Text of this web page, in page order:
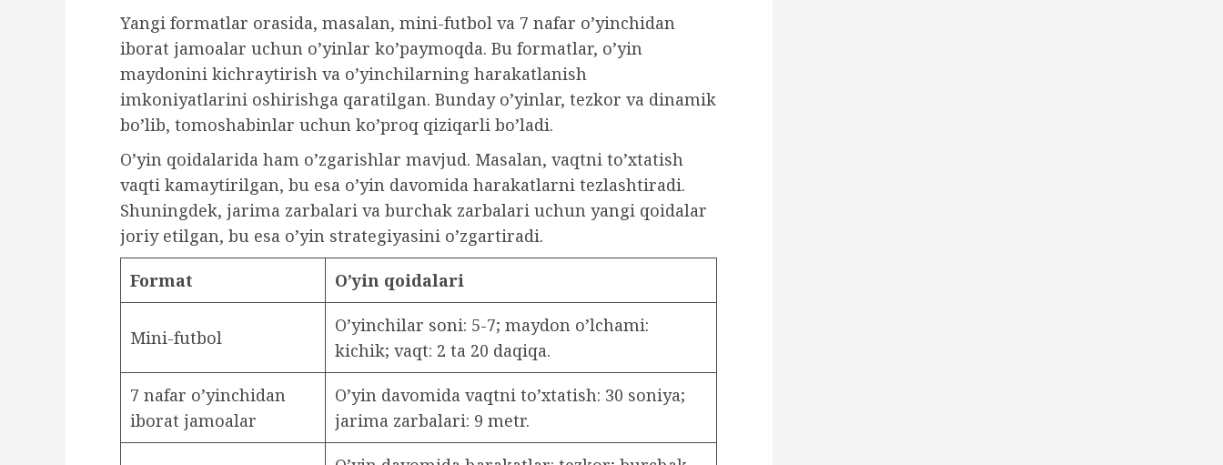
Yangi formatlar orasida, masalan, mini-futbol va 7 nafar o’yinchidan
iborat jamoalar uchun o’yinlar ko’paymoqda. Bu formatlar, o’yin
maydonini kichraytirish va o’yinchilarning harakatlanish
imkoniyatlarini oshirishga qaratilgan. Bunday o’yinlar, tezkor va dinamik
bo’lib, tomoshabinlar uchun ko’proq qiziqarli bo’ladi.
O’yin qoidalarida ham o’zgarishlar mavjud. Masalan, vaqtni to’xtatish
vaqti kamaytirilgan, bu esa o’yin davomida harakatlarni tezlashtiradi.
Shuningdek, jarima zarbalari va burchak zarbalari uchun yangi qoidalar
joriy etilgan, bu esa o’yin strategiyasini o’zgartiradi.
Format O’yin qoidalari
Mini-futbol
O’yinchilar soni: 5-7; maydon o’lchami:
kichik; vaqt: 2 ta 20 daqiqa.
7 nafar o’yinchidan
iborat jamoalar
O’yin davomida vaqtni to’xtatish: 30 soniya;
jarima zarbalari: 9 metr.